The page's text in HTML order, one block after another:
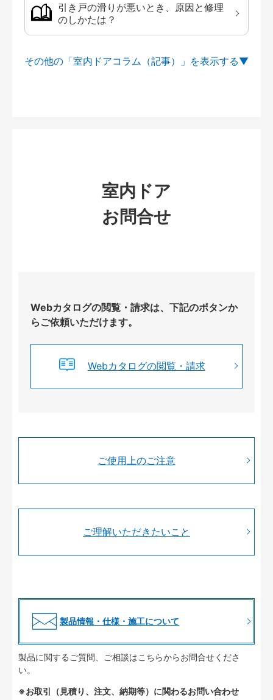
引き戸の滑りが悪いとき、原因と修理
のしかたは？
その他の「室内ドアコラム（記事）」を
室内ドア
お問合せ
Webカタログの閲覧・請求は、下記のボタンか
らご依頼いただけます。
Webカタログの閲覧・請求
ご使用上のご注意
ご理解いただきたいこと
製品情報・仕様・施工について
製品に関するご質問、ご相談はこちらからお問合せくださ
い。
※お取引（見積り、注文、納期等）に関わるお問い合わせ